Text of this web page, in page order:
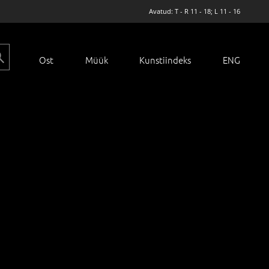
Avatud: T - R 11 - 18; L 11 - 16
Ost Müük Kunstiindeks ENG